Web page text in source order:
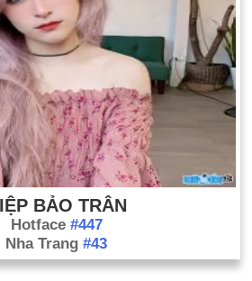
BẢO TRÂN
Hotface #447
Nha Trang #43